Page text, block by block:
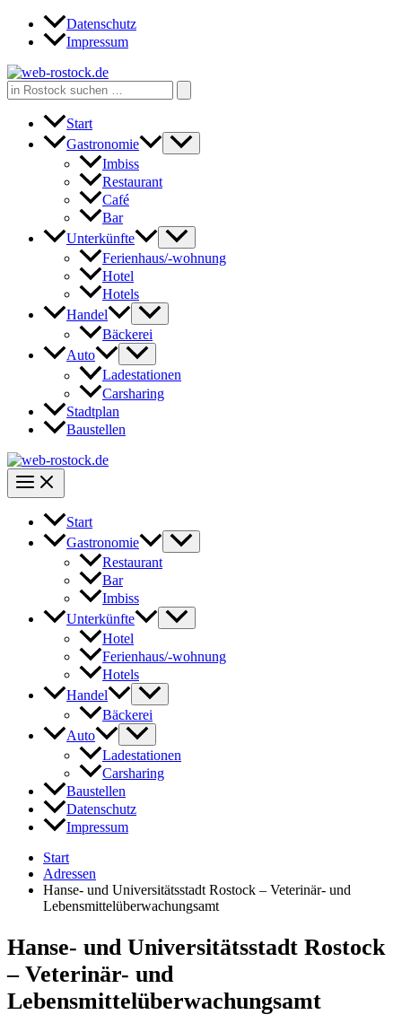
Zum
Inhalt
Datenschutz
Impressum
Search
for:
Start
Gastronomie
Imbiss
Restaurant
Café
Bar
Unterkünfte
Ferienhaus/-wohnung
Hotel
Hotels
Handel
Bäckerei
Auto
Ladestationen
Carsharing
Stadtplan
Baustellen
Start
Gastronomie
Restaurant
Bar
Imbiss
Unterkünfte
Hotel
Ferienhaus/-wohnung
Hotels
Handel
Bäckerei
Auto
Ladestationen
Carsharing
Baustellen
Datenschutz
Impressum
Start
Adressen
Hanse- und Universitätsstadt Rostock – Veterinär- und
Lebensmittelüberwachungsamt
Hanse- und Universitätsstadt Rostock
– Veterinär- und
Lebensmittelüberwachungsamt